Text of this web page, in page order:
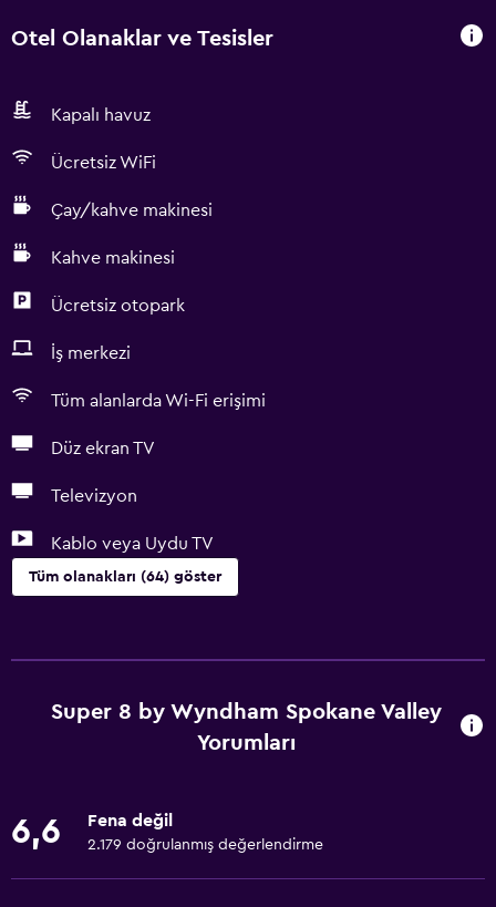
Otel Olanaklar ve Tesisler
Kapalı havuz
Ücretsiz WiFi
Çay/kahve makinesi
Kahve makinesi
Ücretsiz otopark
İş merkezi
Tüm alanlarda Wi-Fi erişimi
Düz ekran TV
Televizyon
Kablo veya Uydu TV
Tüm olanakları (64) göster
Ücretsiz WiFi
Tüm alanlarda Wi-Fi erişimi
Ücretsiz tuvalet malzemeleri
Şampuan
Super 8 by Wyndham Spokane Valley
Yorumları
6,6 Fena değil
2.179 doğrulanmış değerlendirme